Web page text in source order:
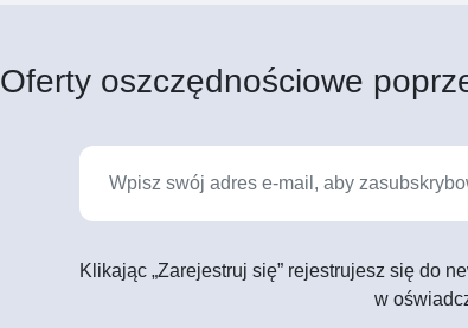
Oferty oszczędnościowe
Klikając „Zarejestruj się” rejestrujesz się do
w